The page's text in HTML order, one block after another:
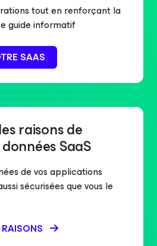
tout en renforçant la
guide informatif
SAAS
raisons de
SaaS
de vos applications
sécurisées que vous le